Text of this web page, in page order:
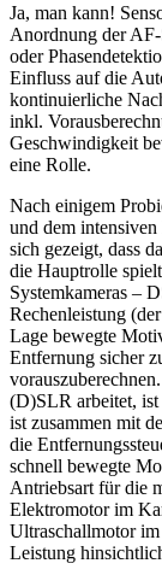
Ja, man kann!
Anordnung der
oder
Einfluss auf die
kontinuierliche
inkl.
Geschwindigkeit
eine Rolle.
Nach einigem
und dem
sich gezeigt, dass
die Hauptrolle
Systemkameras –
Rechenleistung
Lage bewegte
Entfernung sicher
(D)SLR arbeitet, ist
ist zusammen mit
die
schnell bewegte
Antriebsart für die
Elektromotor im
Ultraschallmotor
Leistung